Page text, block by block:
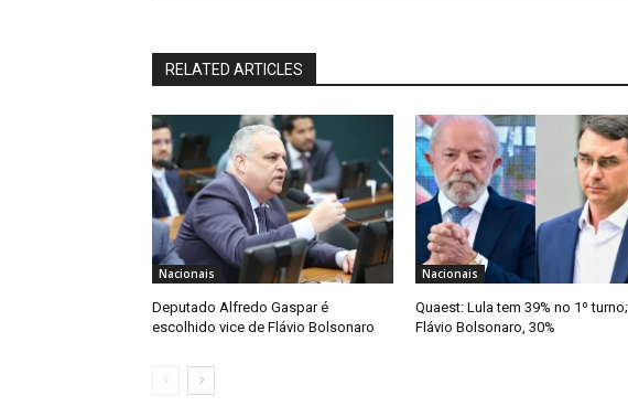
RELATED ARTICLES
Nacionais
Deputado Alfredo Gaspar é
escolhido vice de Flávio Bolsonaro
Nacionais
Quaest: Lula tem 39% no 1º turno;
Flávio Bolsonaro, 30%